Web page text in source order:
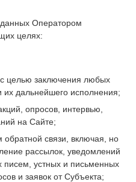
Оператором
целях:
целью заключения любых
их дальнейшего исполнения;
опросов, интервью,
на Сайте;
обратной связи, включая, но
рассылок, уведомлений
устных и письменных
и заявок от Субъекта;